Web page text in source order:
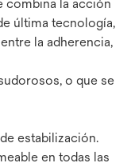
combina la acción
última tecnología,
la adherencia,
o que se
estabilización.
en todas las